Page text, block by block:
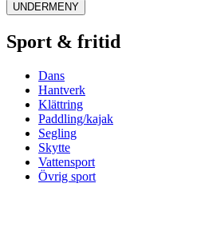
UNDERMENY
Sport & fritid
Dans
Hantverk
Klättring
Paddling/kajak
Segling
Skytte
Vattensport
Övrig sport